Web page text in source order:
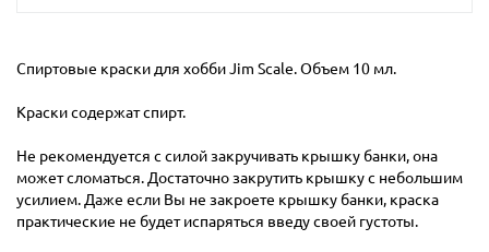
Спиртовые краски для хобби Jim Scale. Объем 10 мл.
Краски содержат спирт.
Не рекомендуется с силой закручивать крышку банки, она
может сломаться. Достаточно закрутить крышку с небольшим
усилием. Даже если Вы не закроете крышку банки, краска
практические не будет испаряться введу своей густоты.